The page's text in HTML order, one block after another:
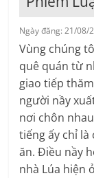
Ngày đăng: 21/08/
Vùng chúng
quê quán từ
giao tiếp
người nầy
nơi chôn
tiếng ấy chỉ là
ăn. Điều nầy
nhà Lúa hiện